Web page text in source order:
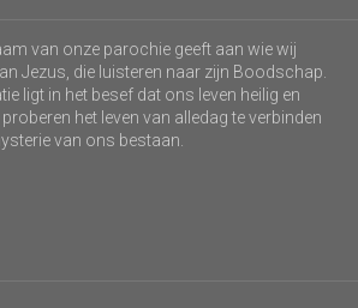
van onze parochie geeft aan wie wij
Jezus, die luisteren naar zijn Boodschap.
ligt in het besef dat ons leven heilig en
het leven van alledag te verbinden
van ons bestaan.